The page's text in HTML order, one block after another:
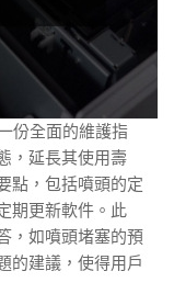
份全面的維護指
，延長其使用壽
點，包括噴頭的定
期更新軟件。此
，如噴頭堵塞的預
的建議，使得用戶